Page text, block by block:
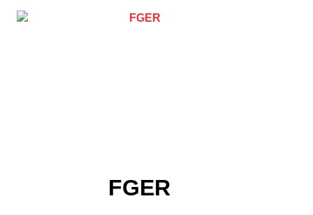
FGER